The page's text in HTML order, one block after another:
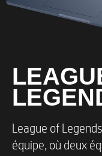
League of
équipe, où deux